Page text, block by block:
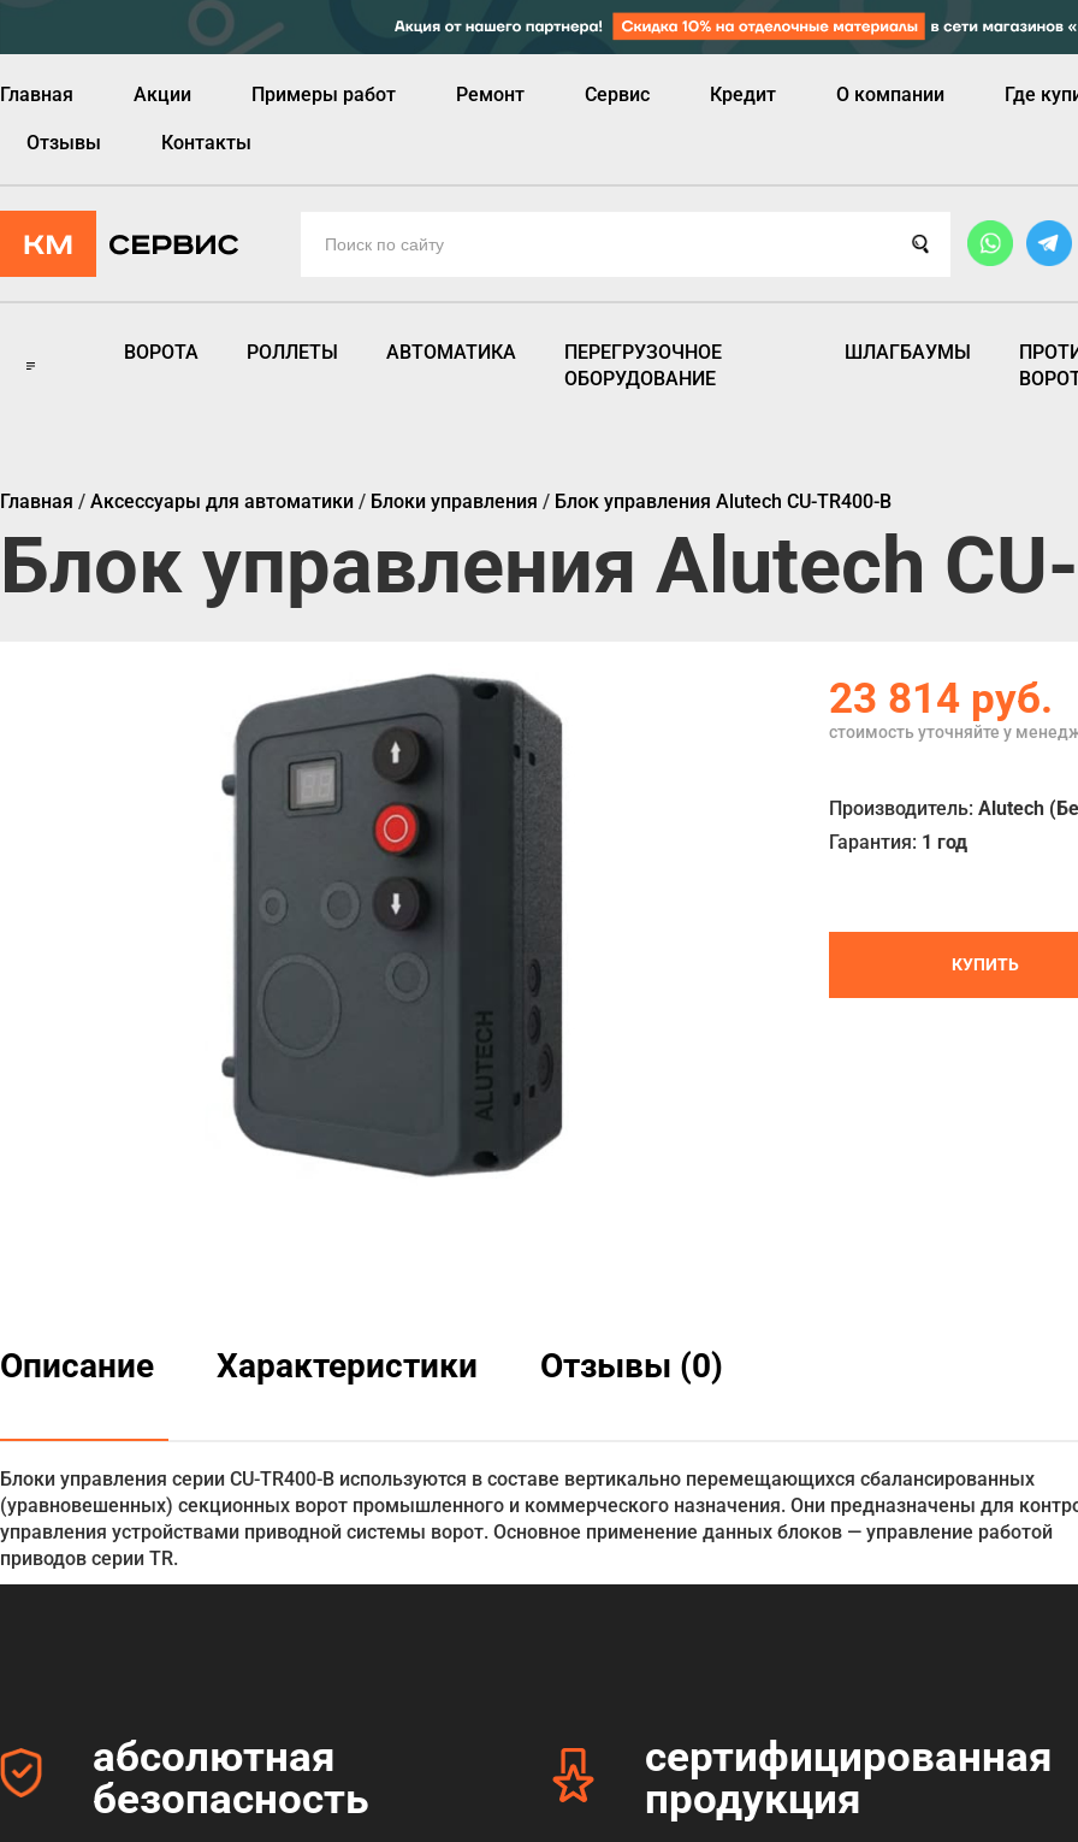
Главная Акции Примеры работ Ремонт Сервис Кредит О компании Где
Отзывы Контакты
ВОРОТА РОЛЛЕТЫ АВТОМАТИКА
ПЕРЕГРУЗОЧНОЕ
ОБОРУДОВАНИЕ
ШЛАГБАУМЫ
Главная / Аксессуары для автоматики / Блоки управления / Блок управления Alutech CU‑TR400‑B
Блок управления Alutech
23 814 руб.
стоимость уточняйте у
Производитель:Alutech
Гарантия: 1 год
КУПИТЬ
Описание Характеристики Отзывы (0)
Блоки управления серии CU‑TR400‑B используются в составе вертикально перемещающихся сбалансированных
(уравновешенных) секционных ворот промышленного и коммерческого назначения. Они предназначены для
управления устройствами приводной системы ворот. Основное применение данных блоков — управление работой
приводов серии TR.
абсолютная
безопасность
сертифицированная
продукция